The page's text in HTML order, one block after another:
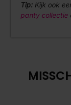
Tip: Kijk ook
panty collectie